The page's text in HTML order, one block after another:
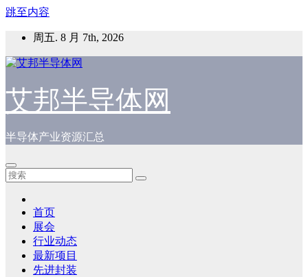
跳至内容
周五. 8 月 7th, 2026
艾邦半导体网
半导体产业资源汇总
首页
展会
行业动态
最新项目
先进封装